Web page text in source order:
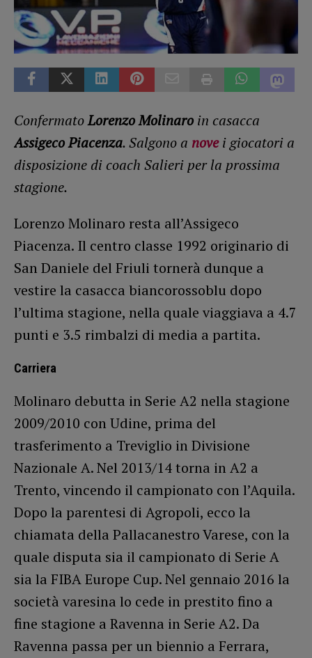
ConfermatoLorenzo Molinaro in casacca
Assigeco Piacenza. Salgono a novei giocatori a
disposizione di coach Salieri per la prossima
stagione.
Lorenzo Molinaro resta all’Assigeco
Piacenza. Il centro classe 1992 originario di
San Daniele del Friuli tornerà dunque a
vestire la casacca biancorossoblu dopo
l’ultima stagione, nella quale viaggiava a 4.7
punti e 3.5 rimbalzi di media a partita.
Carriera
Molinaro debutta in Serie A2 nella stagione
2009/2010 con Udine, prima del
trasferimento a Treviglio in Divisione
Nazionale A. Nel 2013/14 torna in A2 a
Trento, vincendo il campionato con l’Aquila.
Dopo la parentesi di Agropoli, ecco la
chiamata della Pallacanestro Varese, con la
quale disputa sia il campionato di Serie A
sia la FIBA Europe Cup. Nel gennaio 2016 la
società varesina lo cede in prestito fino a
fine stagione a Ravenna in Serie A2. Da
Ravenna passa per un biennio a Ferrara,